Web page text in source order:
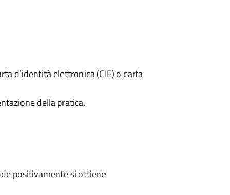
d’identità elettronica (CIE) o carta
della pratica.
positivamente si ottiene